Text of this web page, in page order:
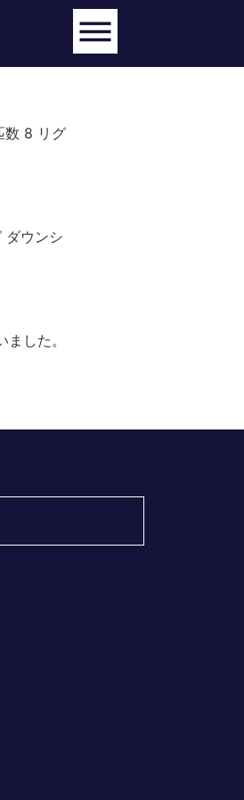
数 8 リグ
ウンシ
した。